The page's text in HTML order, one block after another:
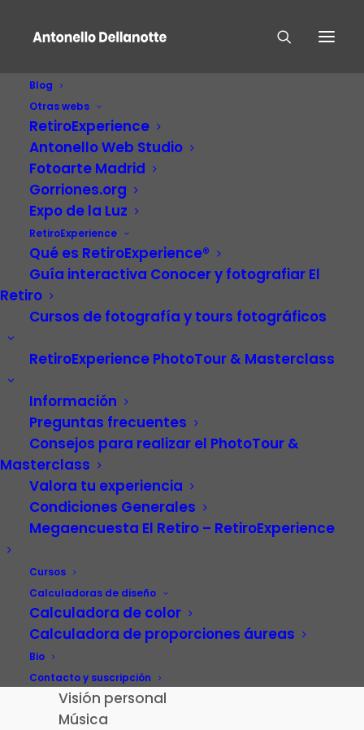
Blog
Otras webs
RetiroExperience
Antonello Web Studio
Fotoarte Madrid
Gorriones.org
Expo de la Luz
RetiroExperience
Qué es RetiroExperience®
Guía interactiva Conocer y fotografiar El
Retiro
Cursos de fotografía y tours fotográficos
RetiroExperience PhotoTour & Masterclass
Información
Preguntas frecuentes
Consejos para realizar el PhotoTour &
Masterclass
Valora tu experiencia
Condiciones Generales
Megaencuesta El Retiro – RetiroExperience
Cursos
Calculadoras de diseño
Calculadora de color
Calculadora de proporciones áureas
Bio
Contacto y suscripción
El Retiro –
RetiroExperience
Carrera profesional
Fotografía
Patrimonio cultural
Paisaje de la Luz
El Retiro – RetiroExperience
Visión personal
Música